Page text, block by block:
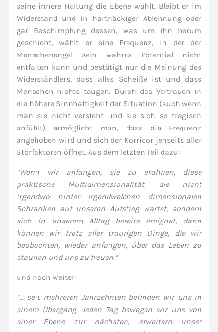
seine innere Haltung die Ebene wählt. Bleibt er im
Widerstand und in hartnäckiger Ablehnung oder
gar Beschimpfung dessen, was um ihn herum
geschieht, wählt er eine Frequenz, in der der
Menschenengel sein wahres Potential nicht
entfalten kann und bestätigt nur die Meinung des
Widerständlers, dass alles Scheiße ist und dass
Menschen nichts taugen. Durch das Vertrauen in
die höhere Sinnhaftigkeit der Situation (auch wenn
man sie nicht versteht und sie sich so tragisch
anfühlt) ermöglicht man, dass die Frequenz
angehoben wird und sich der Korridor jenseits aller
Störfaktoren öffnet. Aus dem letzten Teil dazu:
“Wenn wir anfangen, sie zu erahnen, diese
praktische Multidimensionalität, die nicht
irgendwo hinter irgendwelchen dimensionalen
Schranken auf unseren Aufstieg wartet, sondern
sich in unserem Alltag bereits ereignet, dann
können wir trotz aller traurigen Dinge, die wir
beobachten, wieder anfangen, über das Leben zu
staunen und uns zu freuen.”
und noch weiter:
“… seit mehreren Jahrzehnten befinden wir uns in
einem Übergang. Jeden Tag bewegen wir uns von
einer Ebene zur nächsten, erweitern unser